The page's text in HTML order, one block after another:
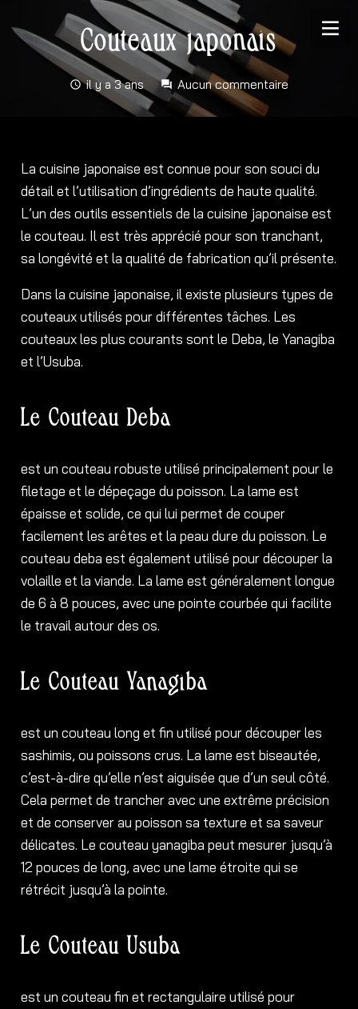
Couteaux japonais
schedule il y a 3 ans forum Aucun commentaire
La cuisine japonaise est connue pour son souci du
détail et l’utilisation d’ingrédients de haute qualité.
L’un des outils essentiels de la cuisine japonaise est
le couteau. Il est très apprécié pour son tranchant,
sa longévité et la qualité de fabrication qu’il présente.
Dans la cuisine japonaise, il existe plusieurs types de
couteaux utilisés pour différentes tâches. Les
couteaux les plus courants sont le Deba, le Yanagiba
et l’Usuba.
Le Couteau Deba
est un couteau robuste utilisé principalement pour le
filetage et le dépeçage du poisson. La lame est
épaisse et solide, ce qui lui permet de couper
facilement les arêtes et la peau dure du poisson. Le
couteau deba est également utilisé pour découper la
volaille et la viande. La lame est généralement longue
de 6 à 8 pouces, avec une pointe courbée qui facilite
le travail autour des os.
Le Couteau Yanagiba
est un couteau long et fin utilisé pour découper les
sashimis, ou poissons crus. La lame est biseautée,
c’est-à-dire qu’elle n’est aiguisée que d’un seul côté.
Cela permet de trancher avec une extrême précision
et de conserver au poisson sa texture et sa saveur
délicates. Le couteau yanagiba peut mesurer jusqu’à
12 pouces de long, avec une lame étroite qui se
rétrécit jusqu’à la pointe.
Le Couteau Usuba
est un couteau fin et rectangulaire utilisé pour